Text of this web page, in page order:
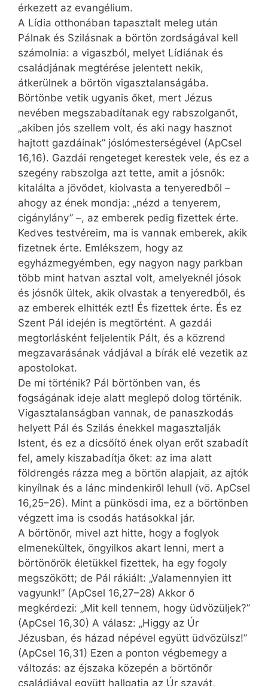
érkezett az evangélium.
A Lídia otthonában tapasztalt meleg után
Pálnak és Szilásnak a börtön zordságával kell
számolnia: a vigaszból, melyet Lídiának és
családjának megtérése jelentett nekik,
átkerülnek a börtön vigasztalanságába.
Börtönbe vetik ugyanis őket, mert Jézus
nevében megszabadítanak egy rabszolganőt,
„akiben jós szellem volt, és aki nagy hasznot
hajtott gazdáinak” jóslómesterségével (ApCsel
16,16). Gazdái rengeteget kerestek vele, és ez a
szegény rabszolga azt tette, amit a jósnők:
kitalálta a jövődet, kiolvasta a tenyeredből –
ahogy az ének mondja: „nézd a tenyerem,
cigánylány” –, az emberek pedig fizettek érte.
Kedves testvéreim, ma is vannak emberek, akik
fizetnek érte. Emlékszem, hogy az
egyházmegyémben, egy nagyon nagy parkban
több mint hatvan asztal volt, amelyeknél jósok
és jósnők ültek, akik olvastak a tenyeredből, és
az emberek elhitték ezt! És fizettek érte. És ez
Szent Pál idején is megtörtént. A gazdái
megtorlásként feljelentik Pált, és a közrend
megzavarásának vádjával a bírák elé vezetik az
apostolokat.
De mi történik? Pál börtönben van, és
fogságának ideje alatt meglepő dolog történik.
Vigasztalanságban vannak, de panaszkodás
helyett Pál és Szilás énekkel magasztalják
Istent, és ez a dicsőítő ének olyan erőt szabadít
fel, amely kiszabadítja őket: az ima alatt
földrengés rázza meg a börtön alapjait, az ajtók
kinyílnak és a lánc mindenkiről lehull (vö. ApCsel
16,25–26). Mint a pünkösdi ima, ez a börtönben
végzett ima is csodás hatásokkal jár.
A börtönőr, mivel azt hitte, hogy a foglyok
elmenekültek, öngyilkos akart lenni, mert a
börtönőrök életükkel fizettek, ha egy fogoly
megszökött; de Pál rákiált: „Valamennyien itt
vagyunk!” (ApCsel 16,27–28) Akkor ő
megkérdezi: „Mit kell tennem, hogy üdvözüljek?”
(ApCsel 16,30) A válasz: „Higgy az Úr
Jézusban, és házad népével együtt üdvözülsz!”
(ApCsel 16,31) Ezen a ponton végbemegy a
változás: az éjszaka közepén a börtönőr
családjával együtt hallgatja az Úr szavát,